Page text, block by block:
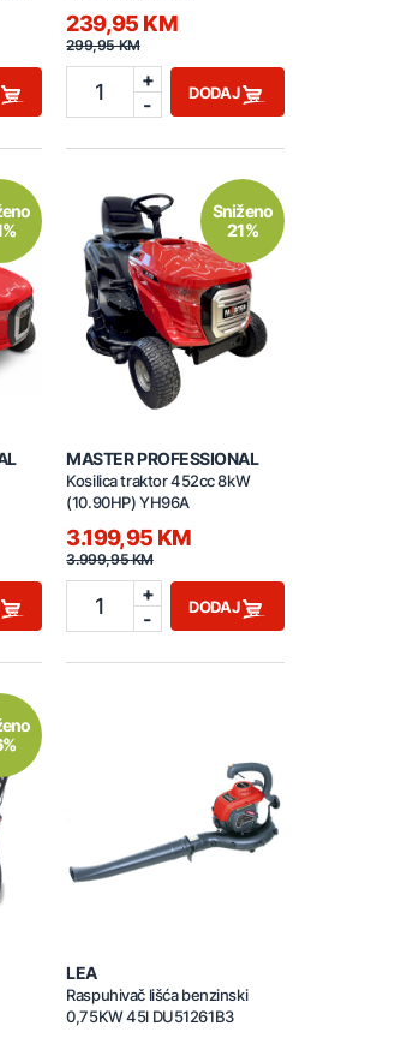
239,95 KM
299,95 KM
1
+
-
DODAJ
Sniženo
21%
MASTER PROFESSIONAL
Kosilica traktor 452cc 8kW
(10.90HP) YH96A
3.199,95 KM
3.999,95 KM
1
+
-
DODAJ
LEA
Raspuhivač lišća benzinski
0,75KW 45l DU51261B3